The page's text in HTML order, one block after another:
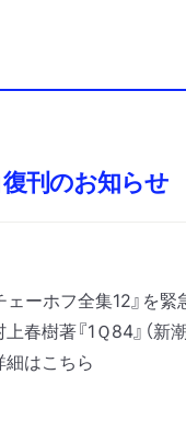
復刊のお知らせ
ーホフ全集12』を緊
上春樹著『1Ｑ84』（
細はこちら